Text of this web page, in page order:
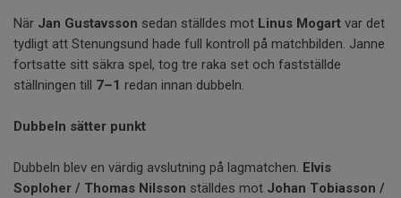
När Jan Gustavsson sedan ställdes mot Linus Mogart var det
tydligt att Stenungsund hade full kontroll på matchbilden. Janne
fortsatte sitt säkra spel, tog tre raka set och fastställde
ställningen till 7–1 redan innan dubbeln.
Dubbeln sätter punkt
Dubbeln blev en värdig avslutning på lagmatchen. Elvis
Soploher / Thomas Nilsson ställdes mot Johan Tobiasson /